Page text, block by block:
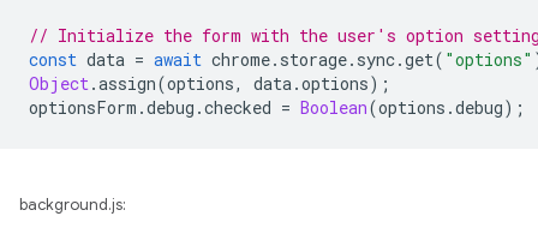
// Initialize the form with the user's option
const data = await chrome. storage. sync.get( "options"
Object.assign(options, data.options);
optionsForm .debug .checked = Boolean(options .debug);
background.js: